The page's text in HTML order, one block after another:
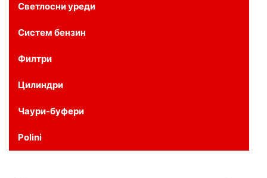
Светлосни уреди
Систем бензин
Филтри
Цилиндри
Чаури-буфери
Polini